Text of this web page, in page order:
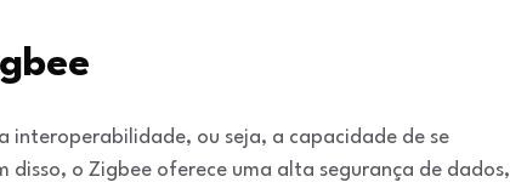
interoperabilidade, ou seja, a capacidade de se
o Zigbee oferece uma alta segurança de dados,